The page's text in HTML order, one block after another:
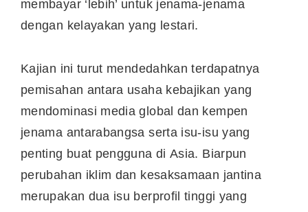
membayar ‘lebih’ untuk jenama-jenama
dengan kelayakan yang lestari.
Kajian ini turut mendedahkan terdapatnya
pemisahan antara usaha kebajikan yang
mendominasi media global dan kempen
jenama antarabangsa serta isu-isu yang
penting buat pengguna di Asia. Biarpun
perubahan iklim dan kesaksamaan jantina
merupakan dua isu berprofil tinggi yang